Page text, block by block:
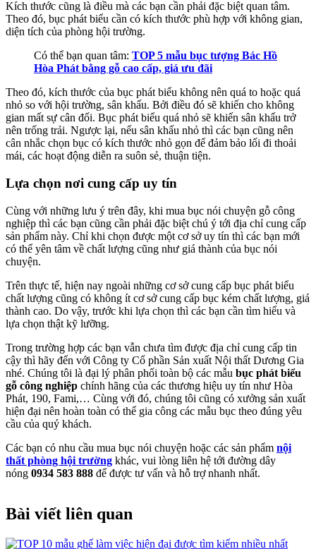
Kích thước cũng là điều mà các bạn cần phải đặc biệt quan tâm.
Theo đó, bục phát biểu cần có kích thước phù hợp với không gian,
diện tích của phòng hội trường.
Có thể bạn quan tâm: TOP 5 mẫu bục tượng Bác Hồ
Hòa Phát bằng gỗ cao cấp, giá ưu đãi
Theo đó, kích thước của bục phát biểu không nên quá to hoặc quá
nhỏ so với hội trường, sân khấu. Bởi điều đó sẽ khiến cho không
gian mất sự cân đối. Bục phát biểu quá nhỏ sẽ khiến sân khấu trở
nên trống trải. Ngược lại, nếu sân khấu nhỏ thì các bạn cũng nên
cân nhắc chọn bục có kích thước nhỏ gọn để đảm bảo lối đi thoải
mái, các hoạt động diễn ra suôn sẻ, thuận tiện.
Lựa chọn nơi cung cấp uy tín
Cùng với những lưu ý trên đây, khi mua bục nói chuyện gỗ công
nghiệp thì các bạn cũng cần phải đặc biệt chú ý tới địa chỉ cung cấp
sản phẩm này. Chỉ khi chọn được một cơ sở uy tín thì các bạn mới
có thể yên tâm về chất lượng cũng như giá thành của bục nói
chuyện.
Trên thực tế, hiện nay ngoài những cơ sở cung cấp bục phát biểu
chất lượng cũng có không ít cơ sở cung cấp bục kém chất lượng, giá
thành cao. Do vậy, trước khi lựa chọn thì các bạn cần tìm hiểu và
lựa chọn thật kỹ lưỡng.
Trong trường hợp các bạn vẫn chưa tìm được địa chỉ cung cấp tin
cậy thì hãy đến với Công ty Cổ phần Sản xuất Nội thất Dương Gia
nhé. Chúng tôi là đại lý phân phối toàn bộ các mẫu bục phát biểu
gỗ công nghiệp chính hãng của các thương hiệu uy tín như Hòa
Phát, 190, Fami,… Cùng với đó, chúng tôi cũng có xưởng sản xuất
hiện đại nên hoàn toàn có thể gia công các mẫu bục theo đúng yêu
cầu của quý khách.
Các bạn có nhu cầu mua bục nói chuyện hoặc các sản phẩm nội
thất phòng hội trường khác, vui lòng liên hệ tới đường dây
nóng 0934 583 888 để được tư vấn và hỗ trợ nhanh nhất.
Bài viết liên quan